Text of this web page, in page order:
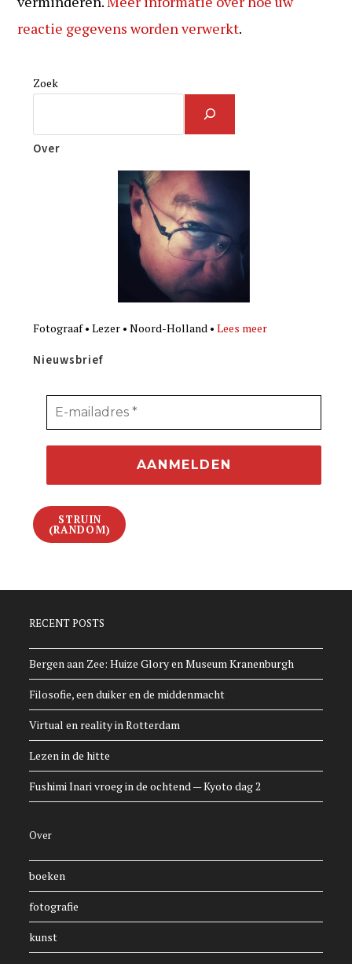
reactie gegevens worden verwerkt.
Zoek
Over
Fotograaf • Lezer • Noord-Holland •Lees meer
Nieuwsbrief
STRUIN
(RANDOM)
RECENT POSTS
Bergen aan Zee: Huize Glory en Museum Kranenburgh
Filosofie, een duiker en de middenmacht
Virtual en reality in Rotterdam
Lezen in de hitte
Fushimi Inari vroeg in de ochtend — Kyoto dag 2
Over
boeken
fotografie
kunst